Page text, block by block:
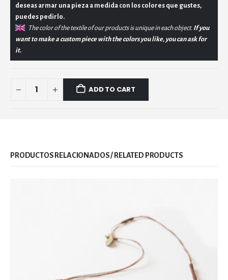
deseas armar una pieza a medida con los colores que gustes,
puedes pedirlo.
The color of the textile of our products is unique in each object. If you
want to make a custom piece with the colors you like, you can ask for
it.
ADD TO CART
RELATED PRODUCTS